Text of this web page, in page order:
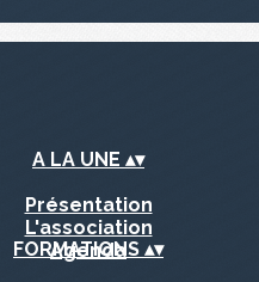
A LA UNE ▴▾
Présentation
L'association
Agenda
FORMATIONS ▴▾